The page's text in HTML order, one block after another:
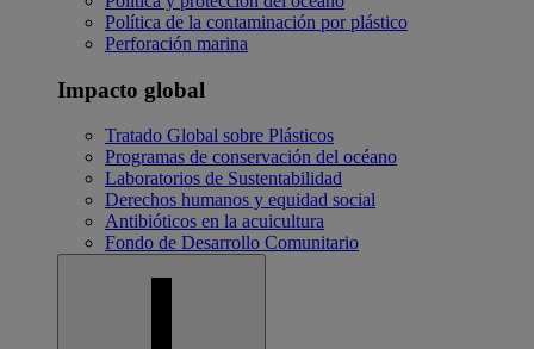
Política de la contaminación por plástico
Perforación marina
Impacto global
Tratado Global sobre Plásticos
Programas de conservación del océano
Laboratorios de Sustentabilidad
Derechos humanos y equidad social
Antibióticos en la acuicultura
Fondo de Desarrollo Comunitario